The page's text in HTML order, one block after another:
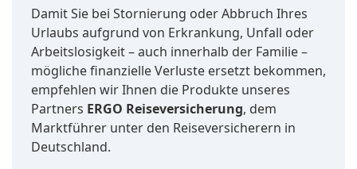
Damit Sie bei Stornierung oder Abbruch Ihres
Urlaubs aufgrund von Erkrankung, Unfall oder
Arbeitslosigkeit – auch innerhalb der Familie –
mögliche finanzielle Verluste ersetzt bekommen,
empfehlen wir Ihnen die Produkte unseres
Partners ERGO Reiseversicherung, dem
Marktführer unter den Reiseversicherern in
Deutschland.